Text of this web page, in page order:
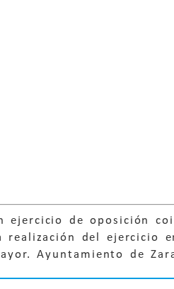
ejercicio de oposición
del ejercicio
Ayuntamiento de